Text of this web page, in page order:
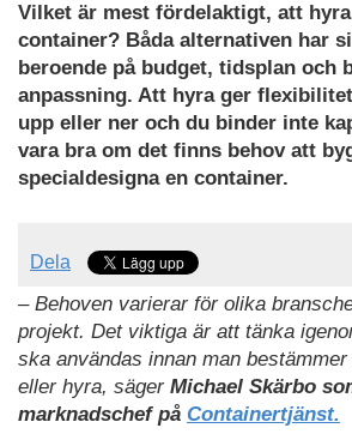
Vilket är mest fördelaktigt, att
container? Båda alternativen har
beroende på budget, tidsplan och
anpassning. Att hyra ger
upp eller ner och du binder inte
vara bra om det finns behov att
specialdesigna en container.
Dela
– Behoven varierar för olika
projekt. Det viktiga är att tänka
ska användas innan man
eller hyra, säger Michael Skärbo
marknadschef på Containertjänst.